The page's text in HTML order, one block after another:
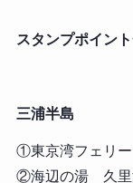
スタンプポイン
三浦半島
①東京湾フェリ
②海辺の湯 久里